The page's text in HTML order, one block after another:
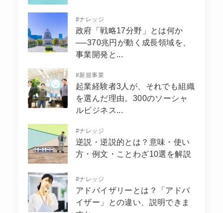
#ナレッジ
政府「戦略17分野」とは何か
──370兆円が動く成長領域を、
事業開発と...
#新規事業
起業経験者3人が、それでも組織
を選んだ理由。300のソーシャ
ルビジネス...
#ナレッジ
逆説・逆説的とは？意味・使い
方・例文・ことわざ10選を解説
#ナレッジ
アドバイザリーとは？「アドバ
イザー」との違い、説明できま